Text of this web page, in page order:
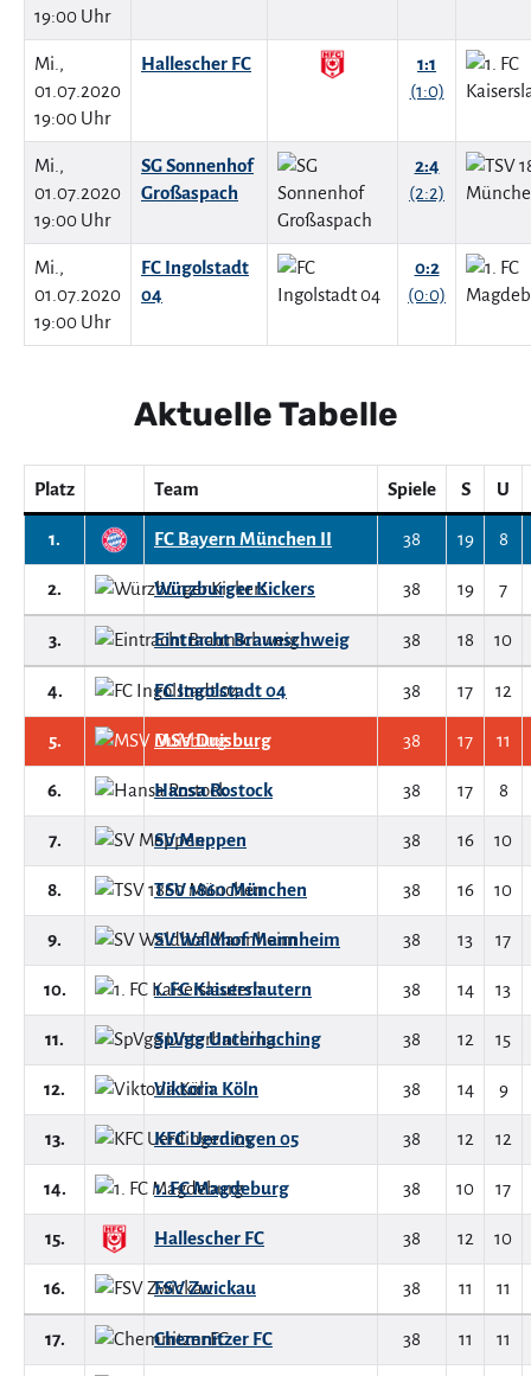
19:00 Uhr
Mi.,
01.07.2020
19:00 Uhr
Hallescher FC
1:1
(1:0)
Mi.,
01.07.2020
19:00 Uhr
SG Sonnenhof
Großaspach
2:4
(2:2)
Mi.,
01.07.2020
19:00 Uhr
FC Ingolstadt
04
0:2
(0:0)
Aktuelle Tabelle
Platz Team Spiele S U
1. FC Bayern München II 38 19 8
2. Würzburger Kickers 38 19 7
3. Eintracht Braunschweig 38 18 10
4. FC Ingolstadt 04 38 17 12
5. MSV Duisburg 38 17 11
6. Hansa Rostock 38 17 8
7. SV Meppen 38 16 10
8. TSV 1860 München 38 16 10
9. SV Waldhof Mannheim 38 13 17
10. 1. FC Kaiserslautern 38 14 13
11. SpVgg Unterhaching 38 12 15
12. Viktoria Köln 38 14 9
13. KFC Uerdingen 05 38 12 12
14. 1. FC Magdeburg 38 10 17
15. Hallescher FC 38 12 10
16. FSV Zwickau 38 11 11
17. Chemnitzer FC 38 11 11